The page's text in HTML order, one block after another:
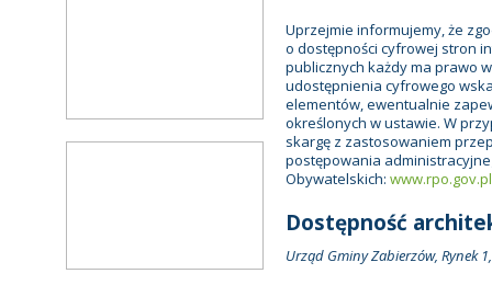
Uprzejmie informujemy, że
o dostępności cyfrowej stron
publicznych każdy ma prawo
udostępnienia cyfrowego
elementów, ewentualnie
określonych w ustawie. W
skargę z zastosowaniem
postępowania
Obywatelskich: www.rpo.gov.pl
Dostępność
Urząd Gminy Zabierzów, Rynek